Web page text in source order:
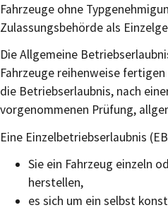
Fahrzeuge ohne
Zulassungsbehörde als
Die Allgemeine
Fahrzeuge reihenweise
die Betriebserlaubnis, nach
vorgenommenen Prüfung,
Eine Einzelbetriebserlaubnis
Sie ein Fahrzeug einzeln
herstellen,
es sich um ein selbst